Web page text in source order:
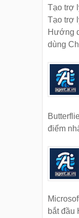
Tạo trợ
Tạo trợ
Hướng
dùng
điểm
bắt đầu